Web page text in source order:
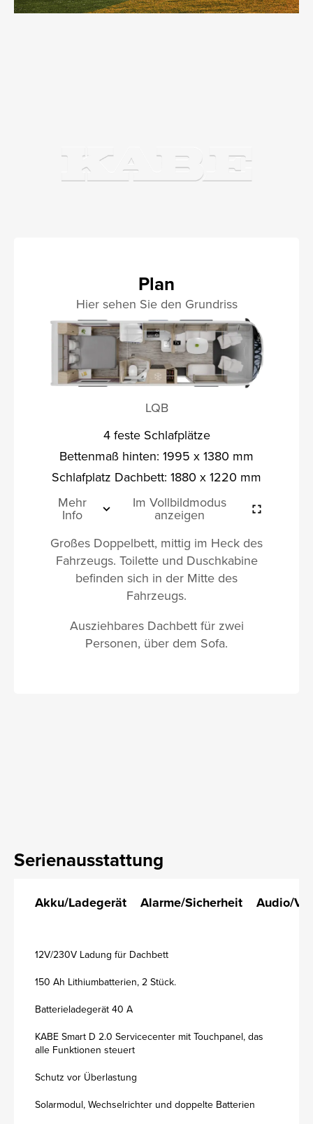
Plan
Hier sehen Sie den Grundriss
LQB
4 feste Schlafplätze
Bettenmaß hinten: 1995 x 1380 mm
Schlafplatz Dachbett: 1880 x 1220 mm
Mehr
Info
Im Vollbildmodus
anzeigen
Großes Doppelbett, mittig im Heck des
Fahrzeugs. Toilette und Duschkabine
befinden sich in der Mitte des
Fahrzeugs.
Ausziehbares Dachbett für zwei
Personen, über dem Sofa.
Serienausstattung
Akku/Ladegerät Alarme/Sicherheit Audio/
12V/230V Ladung für Dachbett
150 Ah Lithiumbatterien, 2 Stück.
Batterieladegerät 40 A
KABE Smart D 2.0 Servicecenter mit Touchpanel, das
alle Funktionen steuert
Schutz vor Überlastung
Solarmodul, Wechselrichter und doppelte Batterien